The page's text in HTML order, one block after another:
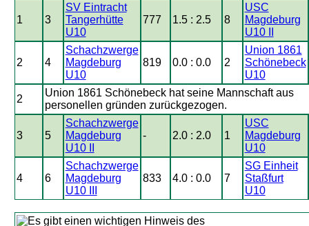
1 3
SV Eintracht
Tangerhütte
U10
777 1.5 : 2.5 8
USC
Magdeburg
U10 II
2 4
Schachzwerge
Magdeburg
U10
819 0.0 : 0.0 2
Union 1861
Schönebeck
U10
2
Union 1861 Schönebeck hat seine Mannschaft aus
personellen gründen zurückgezogen.
3 5
Schachzwerge
Magdeburg
U10 II
- 2.0 : 2.0 1
USC
Magdeburg
U10
4 6
Schachzwerge
Magdeburg
U10 III
833 4.0 : 0.0 7
SG Einheit
Staßfurt
U10